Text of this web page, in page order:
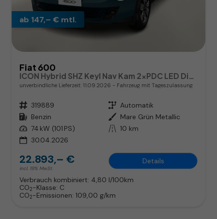
ab 147,– € mtl.
Fiat 600
unverbindliche Lieferzeit: 11.09.2026 Fahrzeug mit Tageszulassung
Fahrzeugnr. 319889 Getriebe Automatik
Kraftstoff Benzin Außenfarbe Mare Grün Metallic
Leistung 74 kW (101 PS) Kilometerstand 10 km
30.04.2026
22.893,– €
incl. 19% MwSt.
Details
Verbrauch kombiniert: 4,80 l/100km
CO2-Klasse: C
CO2-Emissionen: 109,00 g/km